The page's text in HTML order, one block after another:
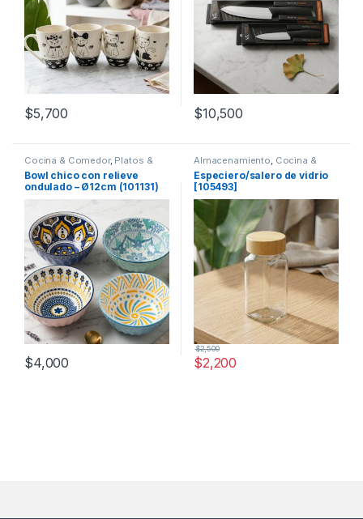
$5,700 $10,500
Cocina & Comedor, Platos &
Bowls
Bowl chico con relieve
ondulado – Ø12cm (101131)
$4,000
Almacenamiento, Cocina &
Comedor Utensilios de cocina
Especiero/salero de vidrio
[105493]
$2,200
$2,500